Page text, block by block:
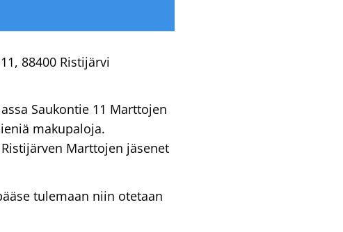
88400 Ristijärvi
Saukontie 11 Marttojen
makupaloja.
Marttojen jäsenet
tulemaan niin otetaan